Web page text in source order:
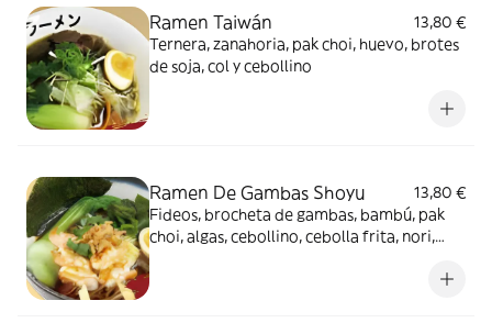
Ramen Taiwán
13,80 €
Ternera, zanahoria, pak choi, huevo, brotes
de soja, col y cebollino
Ramen De Gambas Shoyu
13,80 €
Fideos, brocheta de gambas, bambú, pak
choi, algas, cebollino, cebolla frita, nori,